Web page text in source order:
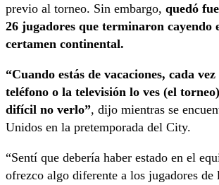
previo al torneo. Sin embargo, quedó
26 jugadores que terminaron cayendo
certamen continental.
“Cuando estás de vacaciones, cada
teléfono o la televisión lo ves (el
difícil no verlo”, dijo mientras se
Unidos en la pretemporada del City.
“Sentí que debería haber estado en el
ofrezco algo diferente a los jugadores de